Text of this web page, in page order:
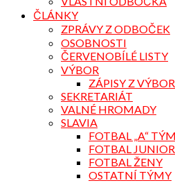
ČLÁNKY
ZPRÁVY Z ODBOČEK
OSOBNOSTI
ČERVENOBÍLÉ LISTY
VÝBOR
ZÁPISY Z
SEKRETARIÁT
VALNÉ HROMADY
SLAVIA
FOTBAL „A“ TÝM
FOTBAL
FOTBAL ŽENY
OSTATNÍ TÝMY